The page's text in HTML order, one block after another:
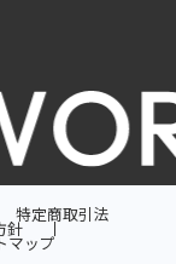
特定商取引法
針
マップ